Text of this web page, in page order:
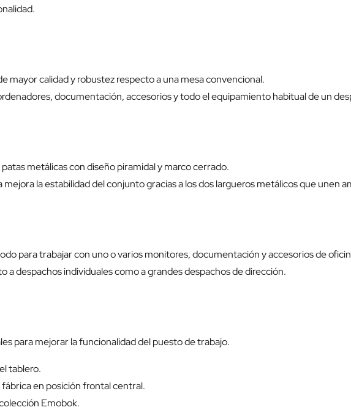
mayor calidad y robustez respecto a una mesa convencional.
documentación, accesorios y todo el equipamiento habitual de un
metálicas con diseño piramidal y marco cerrado.
la estabilidad del conjunto gracias a los dos largueros metálicos que unen
para trabajar con uno o varios monitores, documentación y accesorios de
despachos individuales como a grandes despachos de dirección.
para mejorar la funcionalidad del puesto de trabajo.
tablero.
en posición frontal central.
Emobok.